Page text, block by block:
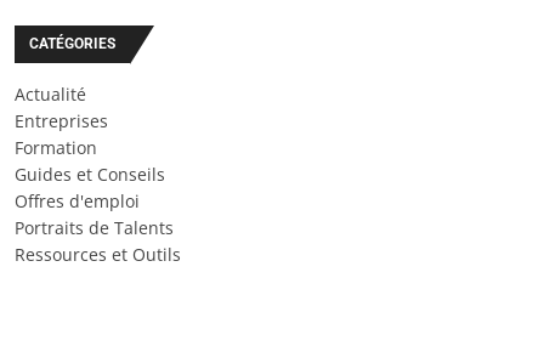
CATÉGORIES
Actualité
Entreprises
Formation
Guides et Conseils
Offres d'emploi
Portraits de Talents
Ressources et Outils